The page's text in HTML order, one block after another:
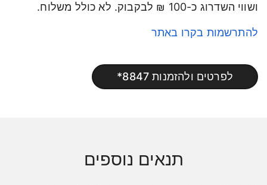
ושווי השדרוג כ-100 ₪ לבקבוק. לא כולל משלוח.
להתרשמות בקרו באתר
לפרטים ולהזמנות 8847*
תנאים נוספים